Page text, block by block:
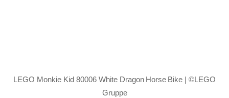
LEGO Monkie Kid 80006 White Dragon Horse Bike | ©LEGO
Gruppe